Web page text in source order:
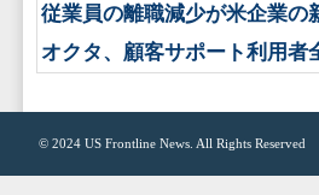
従業員の離職減少が米企業の
オクタ、顧客サポート利用
© 2024 US Frontline News . All Rights Reserved